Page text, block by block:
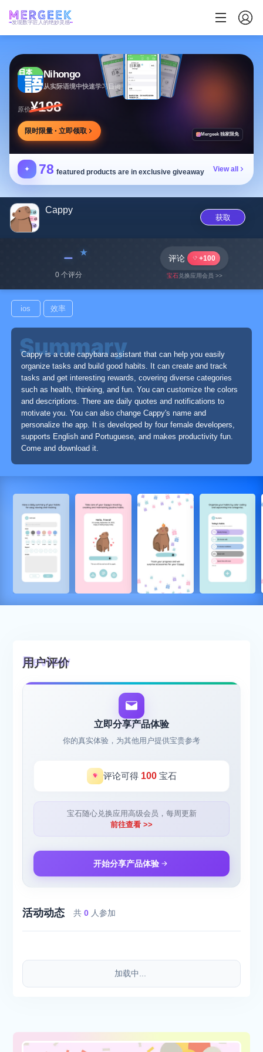
发现数字匠人的绝妙灵感
Nihongo
从实际语境中快速学习日语
原价¥198
限时限量 · 立即领取 Mergeek 独家限免
✦ 78 featured products are in exclusive giveaway View all
Cappy
获取
﹣
0 个评分
评论 +100
宝石兑换应用会员 >>
ios 效率
Cappy is a cute capybara assistant that can help you easily
organize tasks and build good habits. It can create and track
tasks and get interesting rewards, covering diverse categories
such as health, thinking, and fun. You can customize the colors
and descriptions. There are daily quotes and notifications to
motivate you. You can also change Cappy's name and
personalize the app. It is developed by four female developers,
supports English and Portuguese, and makes productivity fun.
Come and download it.
用户评价
立即分享产品体验
你的真实体验，为其他用户提供宝贵参考
评论可得 100宝石
宝石随心兑换应用高级会员，每周更新
前往查看 >>
开始分享产品体验
活动动态 共0 人参加
加载中...